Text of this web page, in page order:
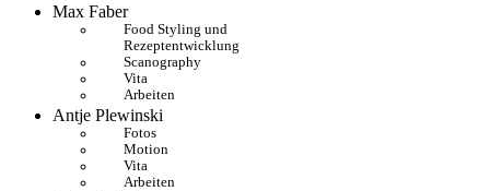
Max Faber
Food Styling und
Rezeptentwicklung
Scanography
Vita
Arbeiten
Antje Plewinski
Fotos
Motion
Vita
Arbeiten